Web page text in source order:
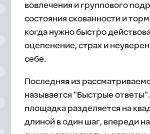
вовлечения и группового
состояния скованности и
когда нужно быстро
оцепенение, страх и
себе.
Последняя из
называется "Быстрые
площадка разделяется на
длиной в один шаг, впереди на